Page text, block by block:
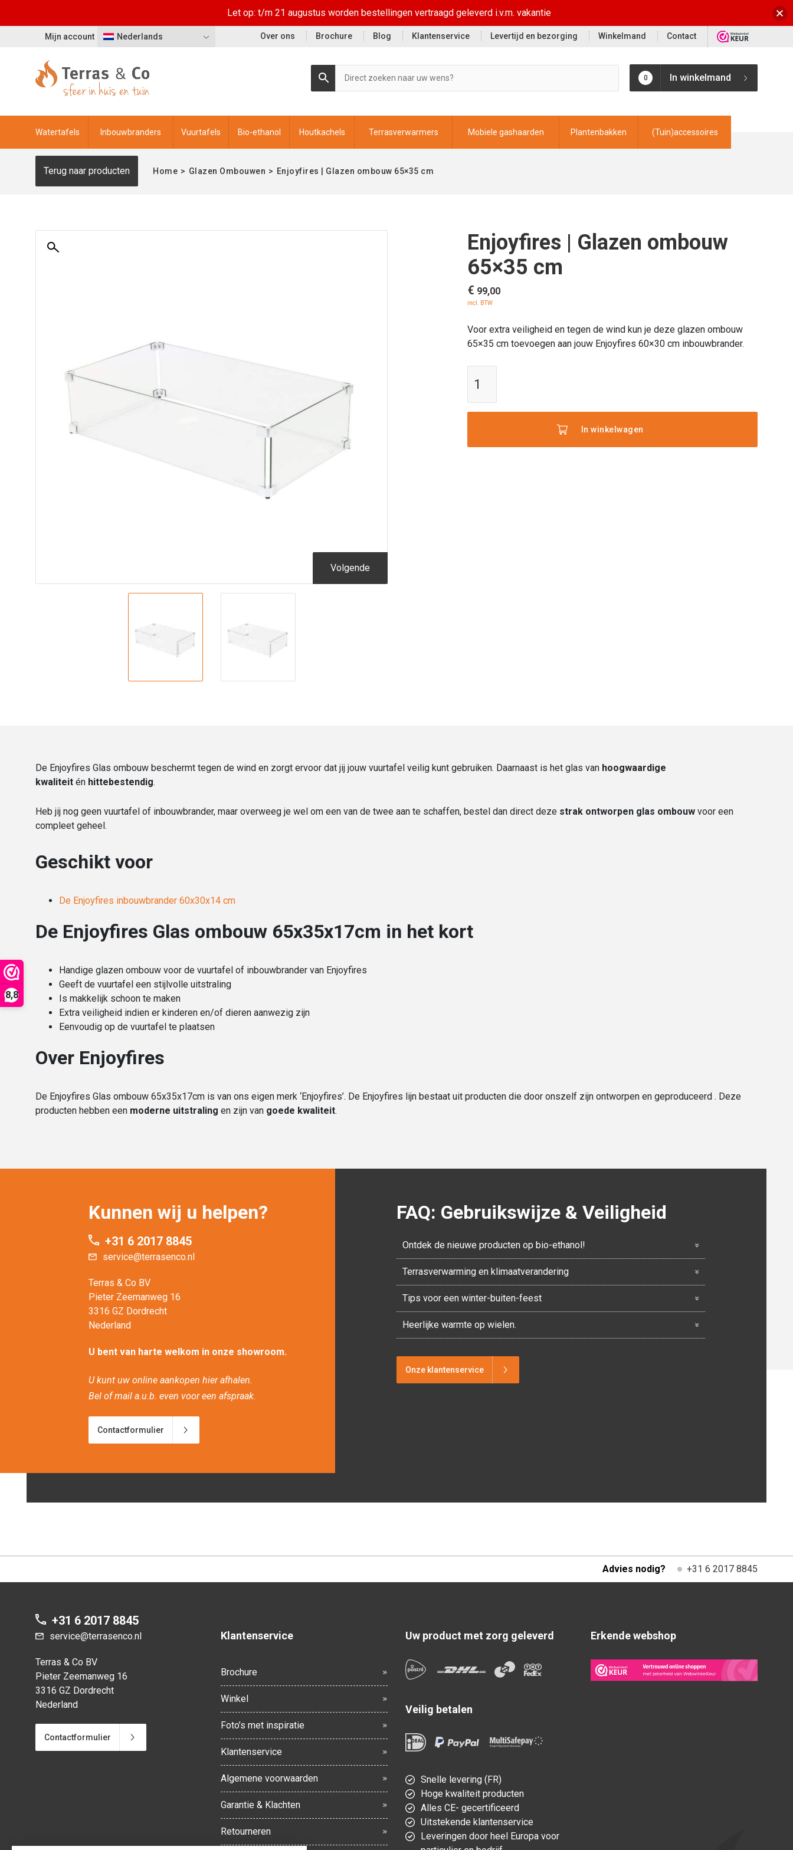
8,8
Nederlands
Mijn account Over ons Brochure Blog Klantenservice Levertijd en bezorging Winkelmand Contact
0 In winkelmand
Watertafels Inbouwbranders Vuurtafels Bio-ethanol Houtkachels Terrasverwarmers Mobiele gashaarden Plantenbakken (Tuin)accessoires
Terug naar producten Home > Glazen Ombouwen > Enjoyfires | Glazen ombouw 65×35 cm
Volgende
Enjoyfires | Glazen ombouw
65×35 cm
€ 99,00
incl. BTW
Voor extra veiligheid en tegen de wind kun je deze glazen ombouw
65×35 cm toevoegen aan jouw Enjoyfires 60×30 cm inbouwbrander.
Glazen
ombouw
In winkelwagen
De Enjoyfires Glas ombouw beschermt tegen de wind en zorgt ervoor dat jij jouw vuurtafel veilig kunt gebruiken. Daarnaast is het glas van hoogwaardige
kwaliteit én hittebestendig.
Heb jij nog geen vuurtafel of inbouwbrander, maar overweeg je wel om een van de twee aan te schaffen, bestel dan direct deze strak ontworpen glas ombouw voor een
compleet geheel.
Geschikt voor
De Enjoyfires inbouwbrander 60x30x14 cm
De Enjoyfires Glas ombouw 65x35x17cm in het kort
Handige glazen ombouw voor de vuurtafel of inbouwbrander van Enjoyfires
Geeft de vuurtafel een stijlvolle uitstraling
Is makkelijk schoon te maken
Extra veiligheid indien er kinderen en/of dieren aanwezig zijn
Eenvoudig op de vuurtafel te plaatsen
Over Enjoyfires
De Enjoyfires Glas ombouw 65x35x17cm is van ons eigen merk ‘Enjoyfires’. De Enjoyfires lijn bestaat uit producten die door onszelf zijn ontworpen en geproduceerd . Deze
producten hebben een moderne uitstraling en zijn van goede kwaliteit.
Kunnen wij u helpen?
+31 6 2017 8845
service@terrasenco.nl
Terras & Co BV
Pieter Zeemanweg 16
3316 GZ Dordrecht
Nederland
U bent van harte welkom in onze showroom.
U kunt uw online aankopen hier afhalen.
Bel of mail a.u.b. even voor een afspraak.
Contactformulier
FAQ: Gebruikswijze & Veiligheid
Ontdek de nieuwe producten op bio-ethanol!
Terrasverwarming en klimaatverandering
Tips voor een winter-buiten-feest
Heerlijke warmte op wielen.
Onze klantenservice
Advies nodig? +31 6 2017 8845
+31 6 2017 8845
service@terrasenco.nl
Terras & Co BV
Pieter Zeemanweg 16
3316 GZ Dordrecht
Nederland
Contactformulier
Klantenservice
Brochure
Winkel
Foto’s met inspiratie
Klantenservice
Algemene voorwaarden
Garantie & Klachten
Retourneren
Uw product met zorg geleverd
Veilig betalen
Snelle levering (FR)
Hoge kwaliteit producten
Alles CE- gecertificeerd
Uitstekende klantenservice
Leveringen door heel Europa voor
Erkende webshop
Let op: t/m 21 augustus worden bestellingen vertraagd geleverd i.v.m. vakantie